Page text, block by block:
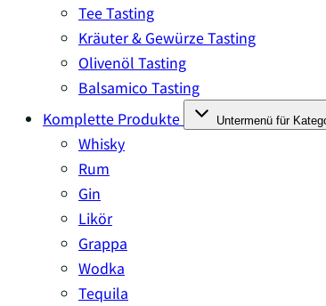
Tee Tasting
Kräuter & Gewürze Tasting
Olivenöl Tasting
Balsamico Tasting
Komplette Produkte
Untermenü für
Whisky
Rum
Gin
Likör
Grappa
Wodka
Tequila